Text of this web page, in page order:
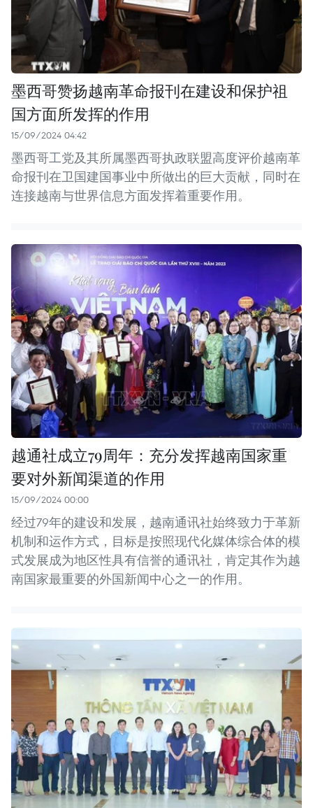
墨西哥赞扬越南革命报刊在建设和保护祖
国方面所发挥的作用
15/09/2024 04:42
墨西哥工党及其所属墨西哥执政联盟高度评价越南革
命报刊在卫国建国事业中所做出的巨大贡献，同时在
连接越南与世界信息方面发挥着重要作用。
越通社成立79周年：充分发挥越南国家重
要对外新闻渠道的作用
15/09/2024 00:00
经过79年的建设和发展，越南通讯社始终致力于革新
机制和运作方式，目标是按照现代化媒体综合体的模
式发展成为地区性具有信誉的通讯社，肯定其作为越
南国家最重要的外国新闻中心之一的作用。